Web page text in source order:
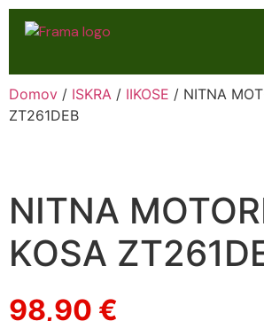
Domov
Kontakt
Servis
Domov / ISKRA / IIKOSE / NITNA
ZT261DEB
NITNA
KOSA
98,90 €